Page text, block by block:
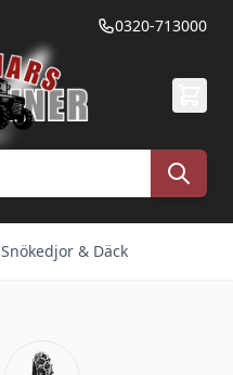
0320-713000
Snökedjor & Däck